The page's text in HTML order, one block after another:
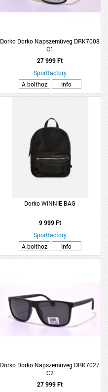
Dorko Dorko Napszemüveg DRK7008
C1
27 999 Ft
Sportfactory
A bolthoz
Info
Dorko WINNIE BAG
9 999 Ft
Sportfactory
A bolthoz
Info
Dorko Dorko Napszemüveg DRK7027
C2
27 999 Ft